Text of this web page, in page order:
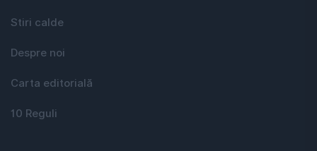
Stiri calde
Despre noi
Carta editorială
10 Reguli